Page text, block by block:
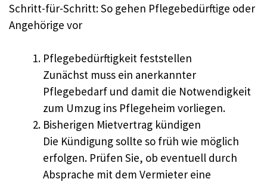
Schritt-für-Schritt: So gehen Pflegebedürftige oder
Angehörige vor
Pflegebedürftigkeit feststellen
Zunächst muss ein anerkannter
Pflegebedarf und damit die Notwendigkeit
zum Umzug ins Pflegeheim vorliegen.
Bisherigen Mietvertrag kündigen
Die Kündigung sollte so früh wie möglich
erfolgen. Prüfen Sie, ob eventuell durch
Absprache mit dem Vermieter eine